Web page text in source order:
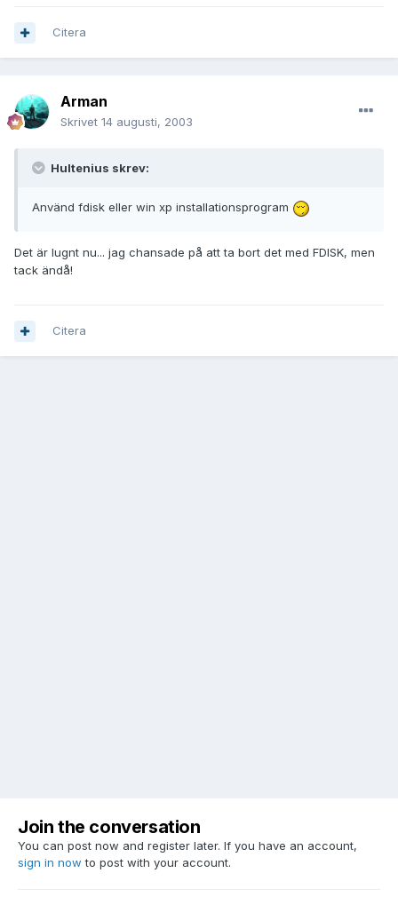
Citera
Arman
Skrivet 14 augusti, 2003
Hultenius skrev:
Använd fdisk eller win xp installationsprogram
Det är lugnt nu... jag chansade på att ta bort det med FDISK, men
tack ändå!
Citera
Join the conversation
You can post now and register later. If you have an account,
sign in now to post with your account.